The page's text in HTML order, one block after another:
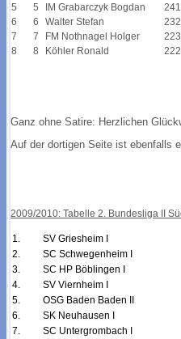
5
5 IM Grabarczyk Bogdan
6
6 Walter Stefan
7
7 FM Nothnagel Holger
8
8 Köhler Ronald
Ganz ohne Satire: Herzlichen
Auf der dortigen Seite ist ebenfalls
2009/2010: Tabelle 2. Bundesliga II
1. SV Griesheim I
2.
SC Schwegenheim I
3.
SC HP Böblingen I
4.
SV Viernheim I
5.
OSG Baden Baden II
6.
SK Neuhausen I
7.
SC Untergrombach I